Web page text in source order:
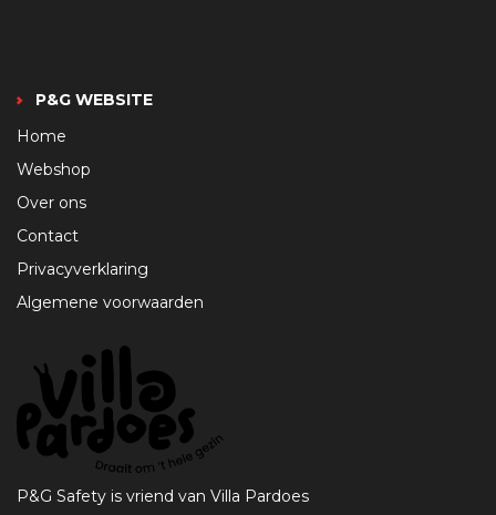
P&G WEBSITE
Home
Webshop
Over ons
Contact
Privacyverklaring
Algemene voorwaarden
P&G Safety is vriend van Villa Pardoes